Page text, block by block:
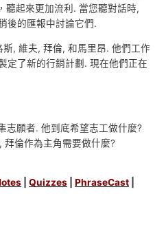
聽起來更加流利. 當您聽對話時,
後的匯報中討論它們.
, 維夫, 拜倫, 和馬里昂. 他們工作
定了新的行銷計劃. 現在他們正在
志願者. 他到底希望志工做什麼?
拜倫作為主角需要做什麼?
|Quizzes |PhraseCast